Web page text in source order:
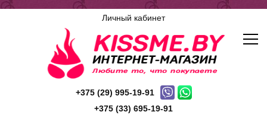
Личный кабинет
+375 (29) 995-19-91
+375 (33) 695-19-91